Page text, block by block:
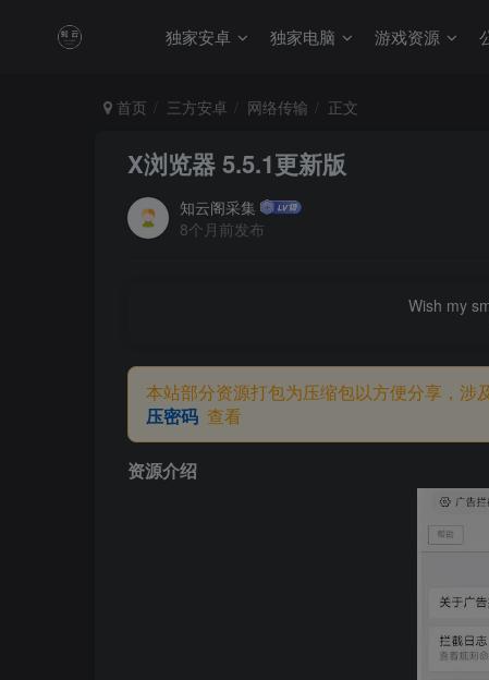
独家安卓 独家电脑 游戏资源
首页 三方安卓 网络传输 正文
X浏览器 5.5.1更新版
知云阁采集
8个月前发布
Wish my
本站部分资源打包为压缩包以方便分享，
压密码 查看
资源介绍